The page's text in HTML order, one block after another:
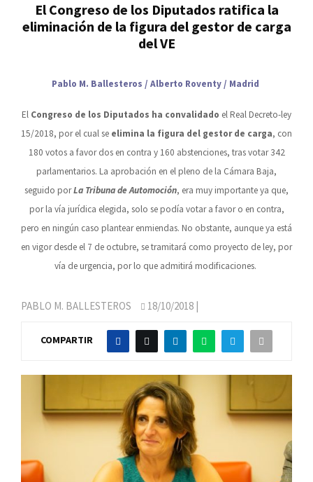
El Congreso de los Diputados ratifica la
eliminación de la figura del gestor de carga
del VE
Pablo M. Ballesteros / Alberto Roventy / Madrid
El Congreso de los Diputados ha convalidado el Real Decreto-ley
15/2018, por el cual se elimina la figura del gestor de carga, con
180 votos a favor dos en contra y 160 abstenciones, tras votar 342
parlamentarios. La aprobación en el pleno de la Cámara Baja,
seguido porLa Tribuna de Automoción, era muy importante ya que,
por la vía jurídica elegida, solo se podía votar a favor o en contra,
pero en ningún caso plantear enmiendas. No obstante, aunque ya está
en vigor desde el 7 de octubre, se tramitará como proyecto de ley, por
vía de urgencia, por lo que admitirá modificaciones.
PABLO M. BALLESTEROS 18/10/2018 |
COMPARTIR